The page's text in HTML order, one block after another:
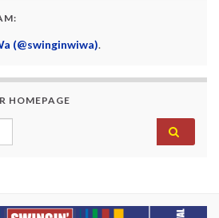
(@swinginwiwa).
HOMEPAGE